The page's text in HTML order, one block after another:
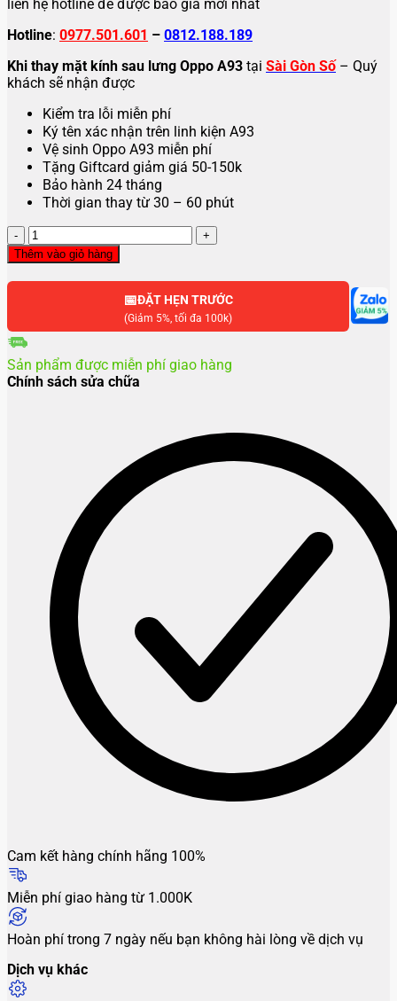
liên hệ hotline để được báo giá mới nhất
Hotline: 0977.501.601 – 0812.188.189
Khi thay mặt kính sau lưng Oppo A93 tại Sài Gòn Số– Quý
khách sẽ nhận được
Kiểm tra lỗi miễn phí
Ký tên xác nhận trên linh kiện A93
Vệ sinh Oppo A93 miễn phí
Tặng Giftcard giảm giá 50-150k
Bảo hành 24 tháng
Thời gian thay từ 30 – 60 phút
Thay
mặt
kính
sau
A93
lượng
Thêm vào giỏ hàng
📅ĐẶT HẸN TRƯỚC
(Giảm 5%, tối đa 100k)
Sản phẩm được miễn phí giao hàng
Chính sách sửa chữa
Cam kết hàng chính hãng 100%
Miễn phí giao hàng từ 1.000K
Hoàn phí trong 7 ngày nếu bạn không hài lòng về dịch vụ
Dịch vụ khác